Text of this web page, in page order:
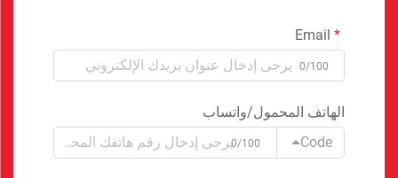
0/100
الهاتف المحمول/واتساب
Code
0/100